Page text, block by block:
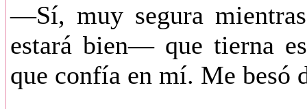
—Sí, muy segura
estará bien— que tierna
que confía en mí. Me besó